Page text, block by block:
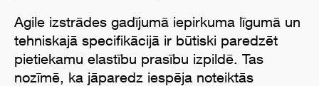
Agile izstrādes gadījumā iepirkuma līgumā un
tehniskajā specifikācijā ir būtiski paredzēt
pietiekamu elastību prasību izpildē. Tas
nozīmē, ka jāparedz iespēja noteiktās